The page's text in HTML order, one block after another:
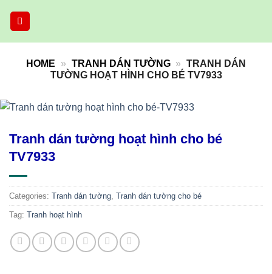
HOME » TRANH DÁN TƯỜNG » TRANH DÁN
TƯỜNG HOẠT HÌNH CHO BÉ TV7933
Tranh dán tường hoạt hình cho bé
TV7933
Categories: Tranh dán tường, Tranh dán tường cho bé
Tag: Tranh hoạt hình